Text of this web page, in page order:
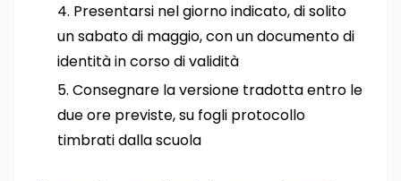
Presentarsi nel giorno indicato, di solito
un sabato di maggio, con un documento di
identità in corso di validità
Consegnare la versione tradotta entro le
due ore previste, su fogli protocollo
timbrati dalla scuola